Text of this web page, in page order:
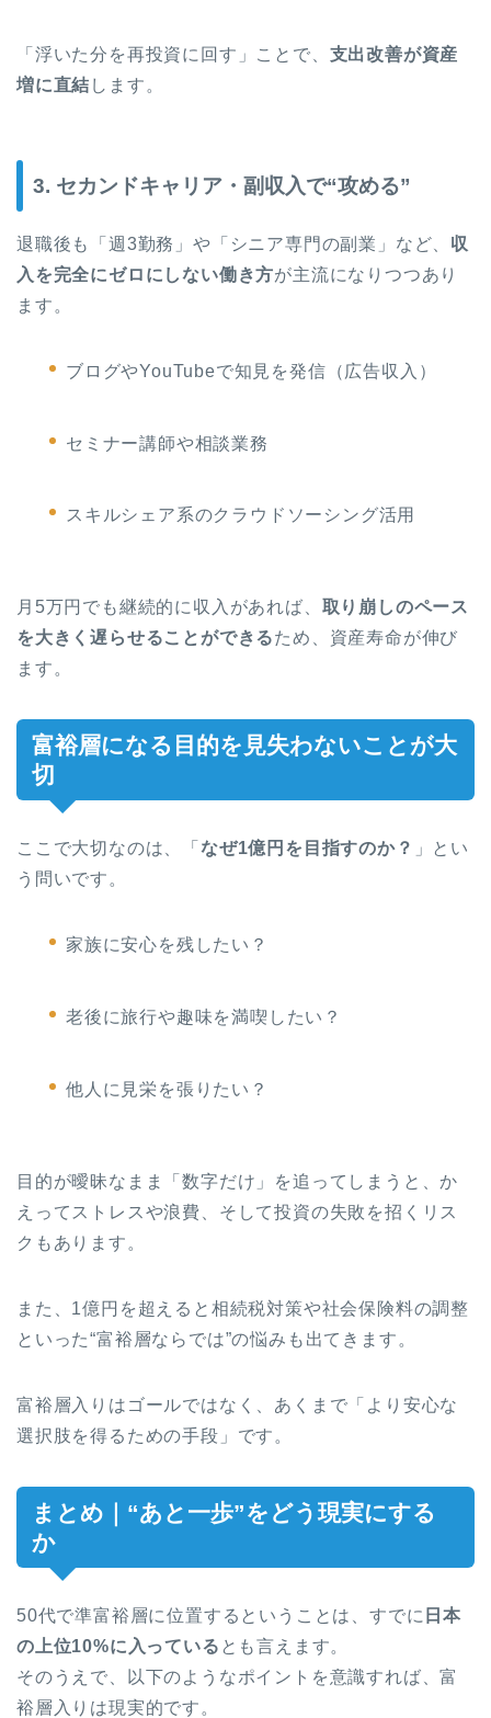
「浮いた分を再投資に回す」ことで、 支出改善が資産
増に直結 します。
3. セカンドキャリア・副収入で“攻める”
退職後も「週3勤務」や「シニア専門の副業」など、 収
入を完全にゼロにしない働き方が主流になりつつあり
ます。
ブログやYouTubeで知見を発信（広告収入）
セミナー講師や相談業務
スキルシェア系のクラウドソーシング活用
月5万円でも継続的に収入があれば、 取り崩しのペース
を大きく遅らせることができるため、資産寿命が伸び
ます。
富裕層になる目的を見失わないことが大
切
ここで大切なのは、「 なぜ1億円を目指すのか？ 」とい
う問いです。
家族に安心を残したい？
老後に旅行や趣味を満喫したい？
他人に見栄を張りたい？
目的が曖昧なまま「数字だけ」を追ってしまうと、か
えってストレスや浪費、そして投資の失敗を招くリス
クもあります。
また、1億円を超えると相続税対策や社会保険料の調整
といった“富裕層ならでは”の悩みも出てきます。
富裕層入りはゴールではなく、あくまで「より安心な
選択肢を得るための手段」です。
まとめ｜“あと一歩”をどう現実にする
か
50代で準富裕層に位置するということは、すでに 日本
の上位10%に入っている とも言えます。
そのうえで、以下のようなポイントを意識すれば、富
裕層入りは現実的です。